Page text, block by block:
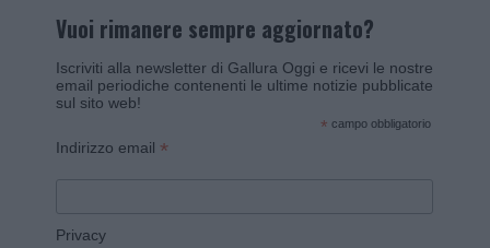
Vuoi rimanere sempre aggiornato?
Iscriviti alla newsletter di Gallura Oggi e ricevi le nostre
email periodiche contenenti le ultime notizie pubblicate
sul sito web!
* campo obbligatorio
Indirizzo email *
Privacy